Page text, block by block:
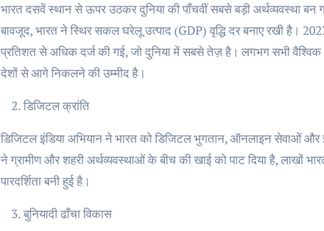
भारत दसवें स्थान से ऊपर उठकर दुनिया की पाँचवीं सबसे बड़ी अर्थव्यवस्था
बावजूद, भारत ने स्थिर सकल घरेलू उत्पाद (GDP) वृद्धि दर बनाए रखी है।
प्रतिशत से अधिक दर्ज की गई, जो दुनिया में सबसे तेज़ है। लगभग सभी
देशों से आगे निकलने की उम्मीद है।
डिजिटल क्रांति
डिजिटल इंडिया अभियान ने भारत को डिजिटल भुगतान, ऑनलाइन सेवाओं
ने ग्रामीण और शहरी अर्थव्यवस्थाओं के बीच की खाई को पाट दिया है, लाखों
पारदर्शिता बनी हुई है।
बुनियादी ढाँचा विकास